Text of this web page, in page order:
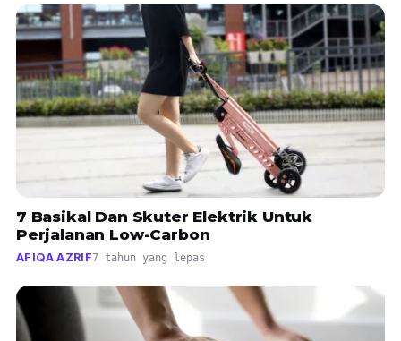
7 Basikal Dan Skuter Elektrik Untuk
Perjalanan Low-Carbon
AFIQA AZRIF7 tahun yang lepas